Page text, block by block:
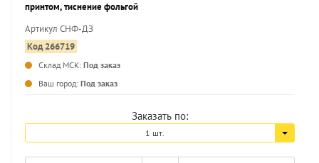
принтом, тиснение фольгой
Артикул СНФ-ДЗ
Код 266719
Склад МСК: Под заказ
Ваш город: Под заказ
Заказать по:
1 шт.